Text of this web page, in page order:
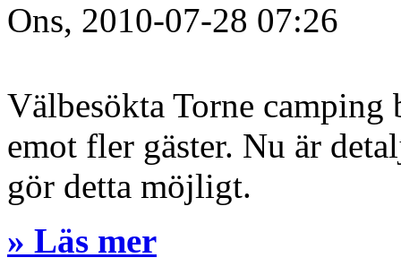
Ons, 2010-07-28 07:26
Välbesökta Torne
emot fler gäster. Nu är
gör detta möjligt.
» Läs mer